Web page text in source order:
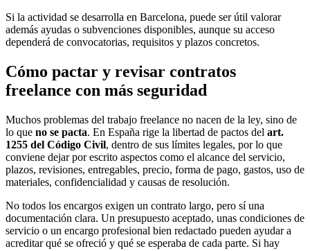
Si la actividad se desarrolla en Barcelona, puede ser útil valorar
además ayudas o subvenciones disponibles, aunque su acceso
dependerá de convocatorias, requisitos y plazos concretos.
Cómo pactar y revisar contratos
freelance con más seguridad
Muchos problemas del trabajo freelance no nacen de la ley, sino de
lo que no se pacta. En España rige la libertad de pactos del art.
1255 del Código Civil, dentro de sus límites legales, por lo que
conviene dejar por escrito aspectos como el alcance del servicio,
plazos, revisiones, entregables, precio, forma de pago, gastos, uso de
materiales, confidencialidad y causas de resolución.
No todos los encargos exigen un contrato largo, pero sí una
documentación clara. Un presupuesto aceptado, unas condiciones de
servicio o un encargo profesional bien redactado pueden ayudar a
acreditar qué se ofreció y qué se esperaba de cada parte. Si hay